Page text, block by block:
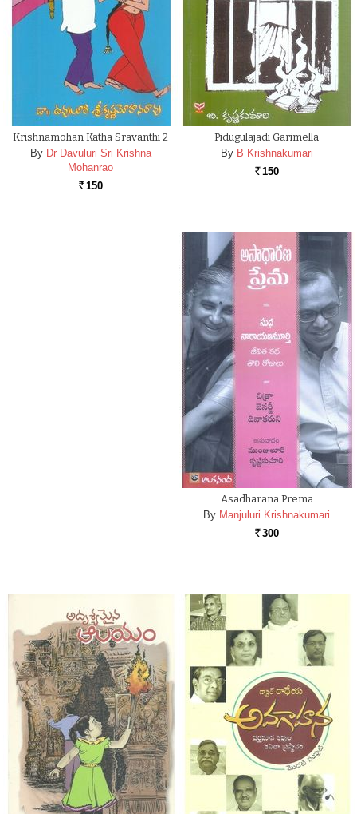
Krishnamohan Katha Sravanthi 2
By Dr Davuluri Sri Krishna
Mohanrao
Rs. 150
Pidugulajadi Garimella
By B Krishnakumari
Rs. 150
Asadharana Prema
By Manjuluri Krishnakumari
Rs. 300